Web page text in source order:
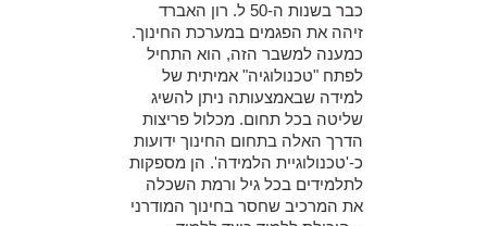
כבר בשנות ה-50 ל. רון האברד
זיהה את הפגמים במערכת החינוך.
כמענה למשבר הזה, הוא התחיל
לפתח "טכנולוגיה" אמיתית של
למידה שבאמצעותה ניתן להשיג
שליטה בכל תחום. מכלול פריצות
הדרך האלה בתחום החינוך ידועות
כ-'טכנולוגיית הלמידה'. הן מספקות
לתלמידים בכל גיל ורמת השכלה
את המרכיב שחסר בחינוך המודרני